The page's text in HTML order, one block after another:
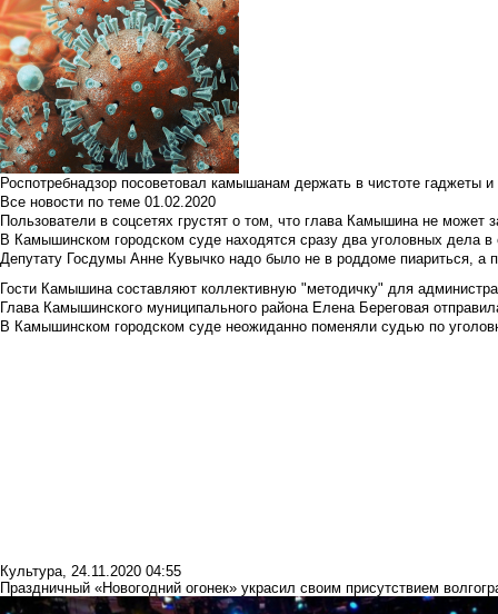
Роспотребнадзор посоветовал камышанам держать в чистоте гаджеты
Все новости по теме 01.02.2020
Пользователи в соцсетях грустят о том, что глава Камышина не может
В Камышинском городском суде находятся сразу два уголовных дела
Депутату Госдумы Анне Кувычко надо было не в роддоме пиариться, а
Гости Камышина составляют коллективную "методичку" для
Глава Камышинского муниципального района Елена Береговая
В Камышинском городском суде неожиданно поменяли судью по
Культура, 24.11.2020 04:55
Праздничный «Новогодний огонек» украсил своим присутствием